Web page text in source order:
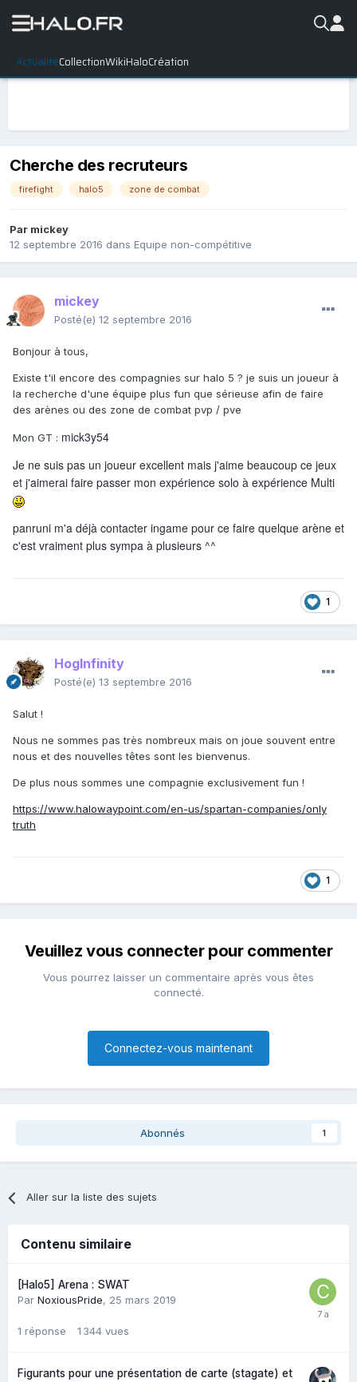
ActualitéCollectionWikiHaloCréation
Cherche des recruteurs
firefight halo5 zone de combat
Par mickey
12 septembre 2016 dans Equipe non-compétitive
mickey
Posté(e) 12 septembre 2016
Bonjour à tous,
Existe t'il encore des compagnies sur halo 5 ? je suis un joueur à
la recherche d'une équipe plus fun que sérieuse afin de faire
des arènes ou des zone de combat pvp / pve
Mon GT : mick3y54
Je ne suis pas un joueur excellent mais j'aime beaucoup ce jeux
et j'aimerai faire passer mon expérience solo à expérience Multi
panruni m'a déjà contacter ingame pour ce faire quelque arène et
c'est vraiment plus sympa à plusieurs ^^
1
HogInfinity
Posté(e) 13 septembre 2016
Salut !
Nous ne sommes pas très nombreux mais on joue souvent entre
nous et des nouvelles têtes sont les bienvenus.
De plus nous sommes une compagnie exclusivement fun !
https://www.halowaypoint.com/en-us/spartan-companies/only
truth
1
Veuillez vous connecter pour commenter
Vous pourrez laisser un commentaire après vous êtes
connecté.
Connectez-vous maintenant
Abonnés 1
Aller sur la liste des sujets
Contenu similaire
[Halo5] Arena : SWAT
Par NoxiousPride, 25 mars 2019
1 réponse 1 344 vues
Figurants pour une présentation de carte (stagate) et